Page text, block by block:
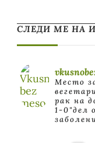
СЛЕДИ МЕ НА
Место
рак на
1-0"дел